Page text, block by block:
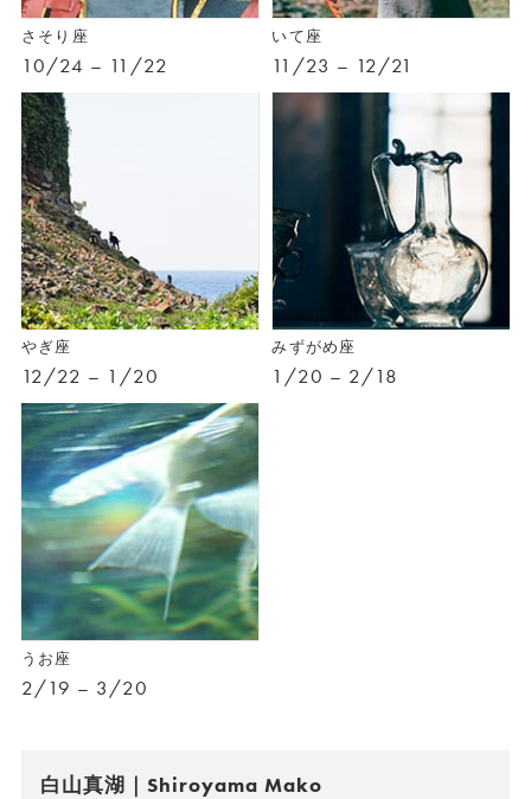
さそり座
10/24 – 11/22
いて座
11/23 – 12/21
やぎ座
12/22 – 1/20
みずがめ座
1/20 – 2/18
うお座
2/19 – 3/20
白山真湖｜Shiroyama Mako